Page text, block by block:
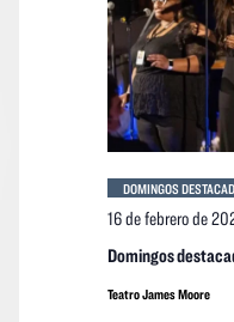
Domingos
16 de febrero de
DOMINGOS
Teatro James Moore